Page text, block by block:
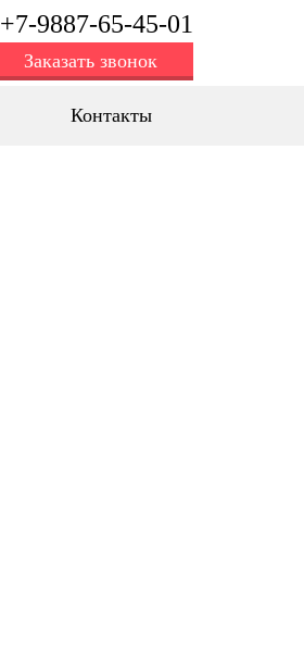
+7-9887-65-45-01
Заказать звонок
Контакты